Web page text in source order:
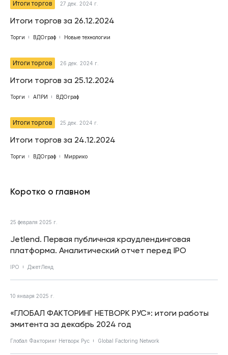
Итоги торгов 27 дек. 2024 г.
Итоги торгов за 26.12.2024
Торги ВДОграф Новые технологии
Итоги торгов 26 дек. 2024 г.
Итоги торгов за 25.12.2024
Торги АПРИ ВДОграф
Итоги торгов 25 дек. 2024 г.
Итоги торгов за 24.12.2024
Торги ВДОграф Миррико
Коротко о главном
25 февраля 2025 г.
Jetlend. Первая публичная краудлендинговая
платформа. Аналитический отчет перед IPO
IPO ДжетЛенд
10 января 2025 г.
«ГЛОБАЛ ФАКТОРИНГ НЕТВОРК РУС»: итоги работы
эмитента за декабрь 2024 год
Глобал Факторинг Нетворк Рус Global Factoring Network